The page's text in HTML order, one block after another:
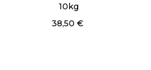
10kg
38,50 €